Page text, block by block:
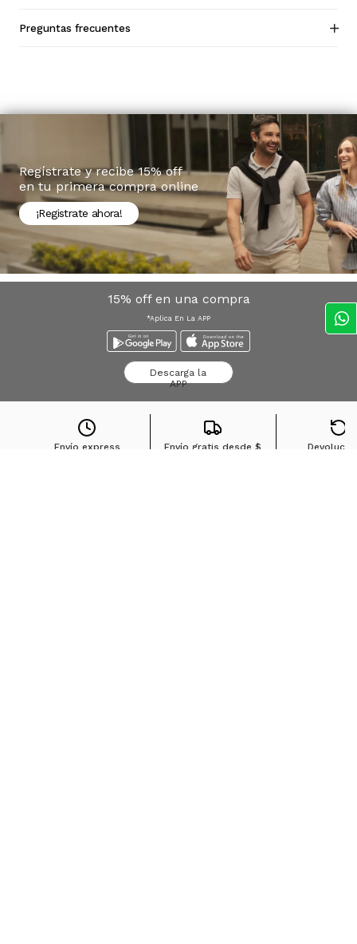
Preguntas frecuentes
Regístrate y recibe 15% off
en tu primera compra online
¡Registrate ahora!
15% off en una compra
*Aplica En La APP
Descarga la
APP
Envío express
Envío gratis desde$